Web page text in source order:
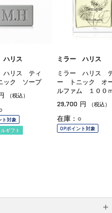
ハリス
ハリス ティ
ック ソープ
（税込）
ト対象
ギフト
ミラー ハリス
ミラー ハリス
ー トニック オ
ルファム １００
29,700 円 （税込）
在庫：○
OPポイント対象